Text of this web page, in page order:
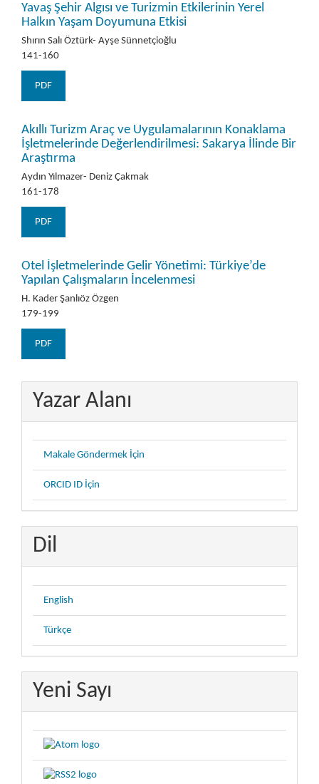
Yavaş Şehir Algısı ve Turizmin Etkilerinin Yerel
Halkın Yaşam Doyumuna Etkisi
Shırın Salı Öztürk- Ayşe Sünnetçioğlu
141-160
PDF
Akıllı Turizm Araç ve Uygulamalarının Konaklama
İşletmelerinde Değerlendirilmesi: Sakarya İlinde Bir
Araştırma
Aydın Yılmazer- Deniz Çakmak
161-178
PDF
Otel İşletmelerinde Gelir Yönetimi: Türkiye’de
Yapılan Çalışmaların İncelenmesi
H. Kader Şanlıöz Özgen
179-199
PDF
Yazar Alanı
Makale Göndermek İçin
ORCID ID İçin
Dil
English
Türkçe
Yeni Sayı